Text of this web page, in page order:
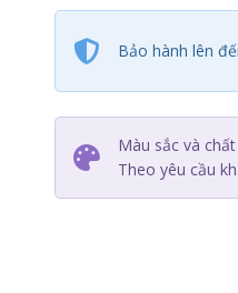
Bảo hành lên
Màu sắc và
Theo yêu cầu